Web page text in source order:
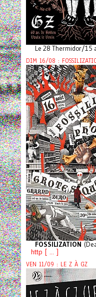
Le 28 Thermidor/15
DIM 16/08 :
FOSSILIZATION
http [ ... ]
VEN 11/09 : LE Z À GZ